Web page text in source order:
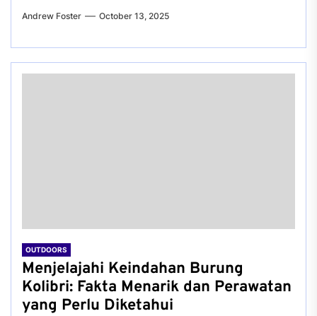
Andrew Foster October 13, 2025
OUTDOORS
Menjelajahi Keindahan Burung
Kolibri: Fakta Menarik dan Perawatan
yang Perlu Diketahui